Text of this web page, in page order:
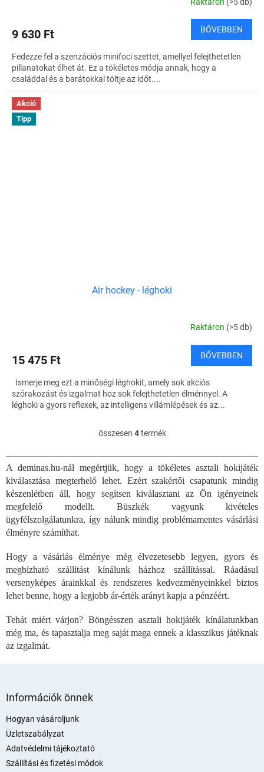
9 630 Ft BŐVEBBEN
Fedezze fel a szenzációs minifoci szettet, amellyel felejthetetlen
pillanatokat élhet át. Ez a tökéletes módja annak, hogy a
családdal és a barátokkal töltje az időt....
Akció
Tipp
Air hockey - léghoki
Raktáron (>5 db)
15 475 Ft BŐVEBBEN
Ismerje meg ezt a minőségi léghokit, amely sok akciós
szórakozást és izgalmat hoz sok felejthetetlen élménnyel. A
léghoki a gyors reflexek, az intelligens villámlépések és az...
L
s
t
a
r
á
t
s
e
e
m
e
összesen 4termék
A deminas.hu-nál megértjük, hogy a tökéletes asztali hokijáték
kiválasztása megterhelő lehet. Ezért szakértői csapatunk mindig
készenlétben áll, hogy segítsen kiválasztani az Ön igényeinek
megfelelő modellt. Büszkék vagyunk kivételes
ügyfélszolgálatunkra, így nálunk mindig problémamentes vásárlási
élményre számíthat.
Hogy a vásárlás élménye még élvezetesebb legyen, gyors és
megbízható szállítást kínálunk házhoz szállítással. Ráadásul
versenyképes árainkkal és rendszeres kedvezményeinkkel biztos
lehet benne, hogy a legjobb ár-érték arányt kapja a pénzéért.
Tehát miért várjon? Böngésszen asztali hokijáték kínálatunkban
még ma, és tapasztalja meg saját maga ennek a klasszikus játéknak
az izgalmát.
Információk önnek
Hogyan vásároljunk
Üzletszabályzat
Adatvédelmi tájékoztató
Szállítási és fizetési módok